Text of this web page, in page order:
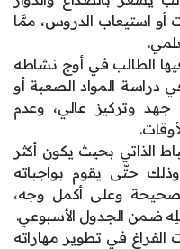
أو استيعاب الدروس، ممَّا
الطالب في أوج نشاطه
دراسة المواد الصعبة أو
وتركيز عالي، وعدم
الذاتي بحيث يكون أكثر
حتّى يقوم بواجباته
صحيحة وعلى أكمل وجه،
ضمن الجدول الأسبوعي.
الفراغ في تطوير مهاراته